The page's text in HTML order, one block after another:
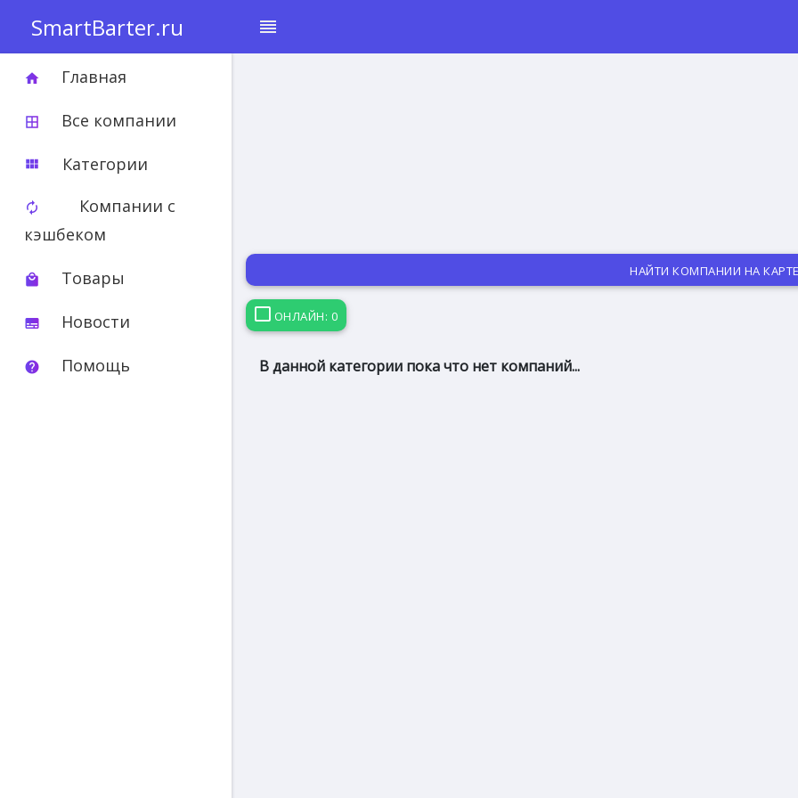
SmartBarter.ru reorder
home Главная
border_all Все компании
view_module Категории
autorenew
Компании с
кэшбеком
local_mall Товары
subtitles Новости
help Помощь
НАЙТИ КОМПАНИИ НА КАРТЕ
ОНЛАЙН: 0
В данной категории пока что нет компаний...